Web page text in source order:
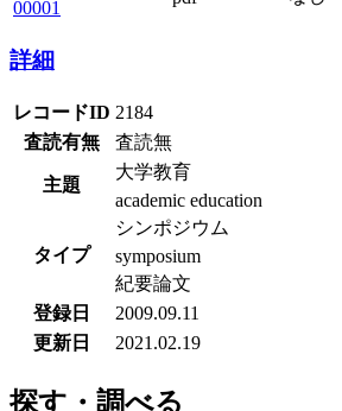
00001
詳細
レコードID 2184
査読有無
査読無
主題
大学教育
academic education
タイプ
シンポジウム
symposium
紀要論文
登録日
2009.09.11
更新日
2021.02.19
探す・調べる